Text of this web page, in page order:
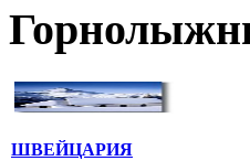
ШВЕЙЦАРИЯ